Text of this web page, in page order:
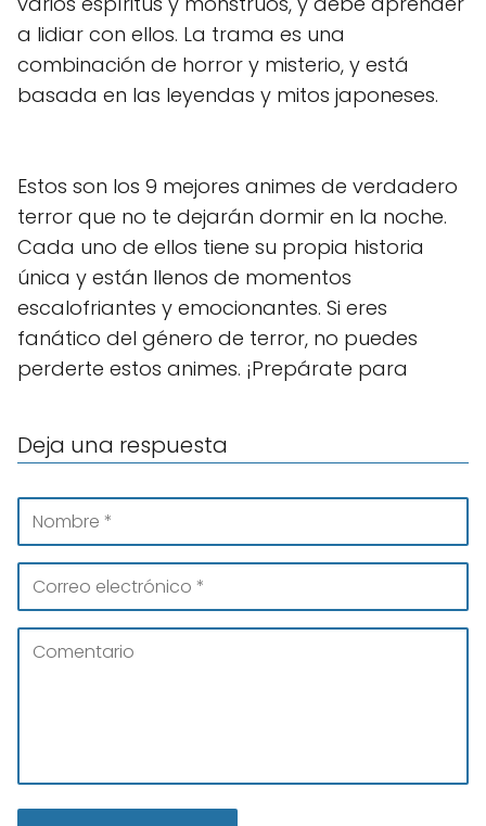
a lidiar con ellos. La trama es una
combinación de horror y misterio, y está
basada en las leyendas y mitos japoneses.
Estos son los 9 mejores animes de verdadero
terror que no te dejarán dormir en la noche.
Cada uno de ellos tiene su propia historia
única y están llenos de momentos
escalofriantes y emocionantes. Si eres
fanático del género de terror, no puedes
perderte estos animes. ¡Prepárate para
Deja una respuesta